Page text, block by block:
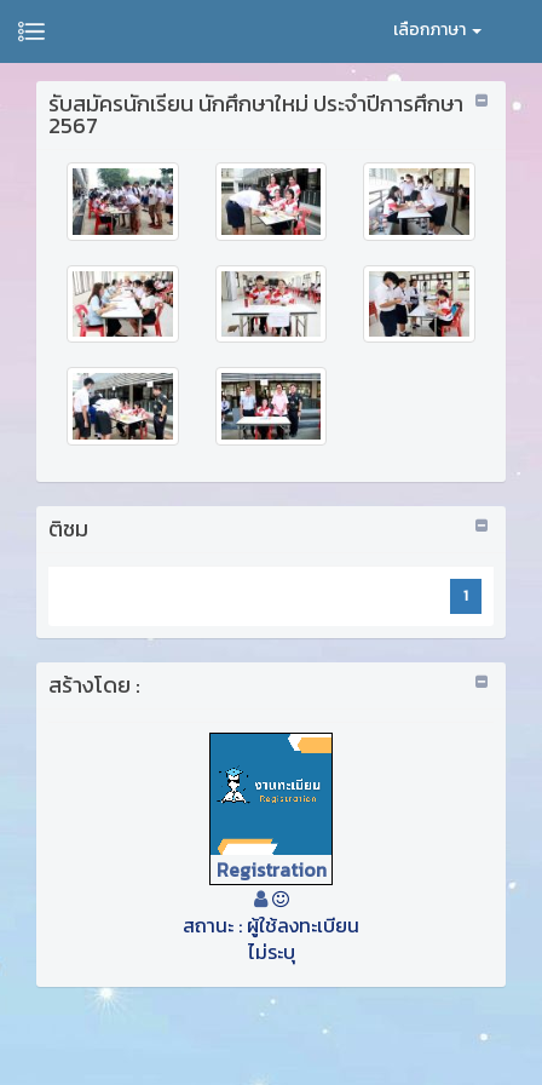
เลือกภาษา
รับสมัครนักเรียน นักศึกษาใหม่ ประจำปีการศึกษา
2567
ติชม
1
สร้างโดย :
Registration
สถานะ : ผู้ใช้ลงทะเบียน
ไม่ระบุ